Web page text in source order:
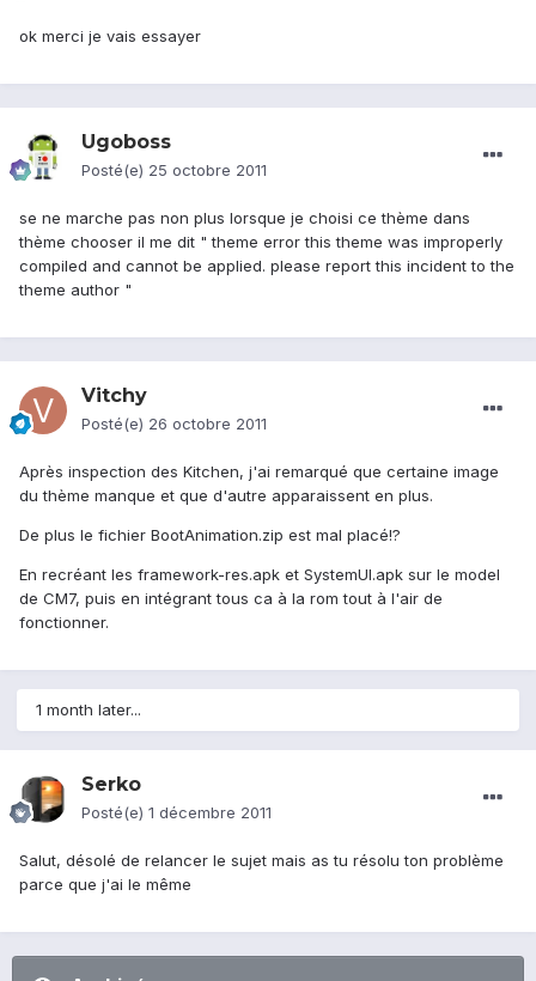
ok merci je vais essayer
Ugoboss
Posté(e) 25 octobre 2011
se ne marche pas non plus lorsque je choisi ce thème dans
thème chooser il me dit " theme error this theme was improperly
compiled and cannot be applied. please report this incident to the
theme author "
Vitchy
Posté(e) 26 octobre 2011
Après inspection des Kitchen, j'ai remarqué que certaine image
du thème manque et que d'autre apparaissent en plus.
De plus le fichier BootAnimation.zip est mal placé!?
En recréant les framework-res.apk et SystemUI.apk sur le model
de CM7, puis en intégrant tous ca à la rom tout à l'air de
fonctionner.
1 month later...
Serko
Posté(e) 1 décembre 2011
Salut, désolé de relancer le sujet mais as tu résolu ton problème
parce que j'ai le même